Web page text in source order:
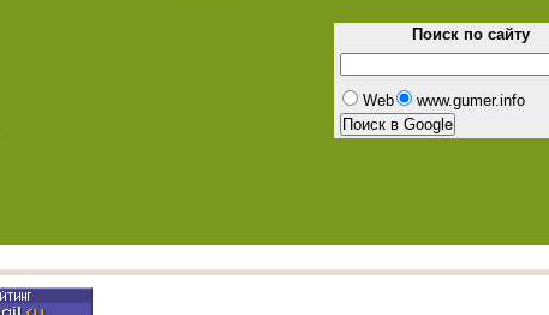
Поиск по сайту
Web www.gumer.info